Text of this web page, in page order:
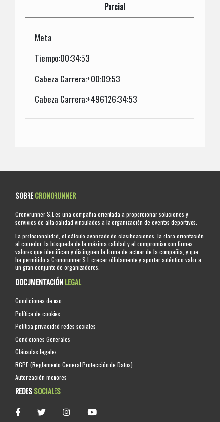
Parcial
Meta
Tiempo:00:34:53
Cabeza Carrera:+00:09:53
Cabeza Carrera:+496126:34:53
SOBRECRONORUNNER
Cronorunner S.L es una compañia orientada a proporcionar soluciones y
servicios de alta calidad vinculados a la organización de eventos deportivos.
La profesionalidad, el cálculo avanzado de clasificaciones, la clara orientación
al corredor, la búsqueda de la máxima calidad y el compromiso son firmes
valores que identifican y distinguen la forma de actuar de la compañia, y que
ha permitido a Cronorunner S.L crecer sólidamente y aportar auténtico valor a
un gran conjunto de organizadores.
DOCUMENTACIÓNLEGAL
Condiciones de uso
Política de cookies
Política privacidad redes sociales
Condiciones Generales
Cláusulas legales
RGPD (Reglamento General Protección de Datos)
Autorización menores
REDESSOCIALES